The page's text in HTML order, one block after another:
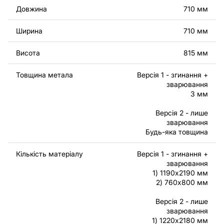
У другому варіанті всі елементи кулі окремі, вам
Довжина 710 мм
Ширина 710 мм
Висота 815 мм
Товщина метала
Версія 1 - згинання +
зварювання
3 мм
Версія 2 - лише
зварювання
Будь-яка товщина
Кількість матеріалу
Версія 1 - згинання +
зварювання
1) 1190x2190 мм
2) 760x800 мм
Версія 2 - лише
зварювання
1) 1220x2180 мм